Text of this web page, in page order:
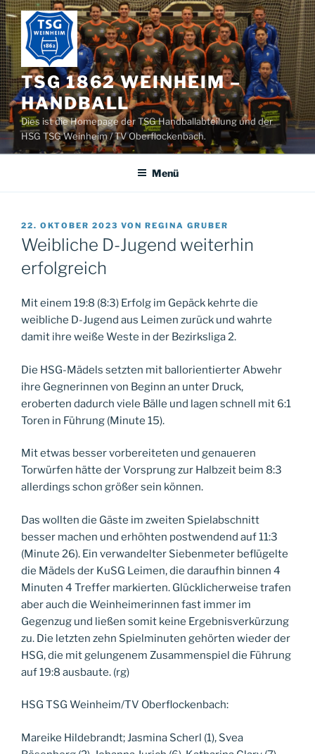
Zum
Inhalt
springen
TSG 1862 WEINHEIM –
HANDBALL
Dies ist die Homepage der TSG Handballabteilung und der
HSG TSG Weinheim / TV Oberflockenbach.
Menü
VERÖFFENTLICHT
AM
22. OKTOBER 2023 VON REGINA GRUBER
Weibliche D-Jugend weiterhin
erfolgreich
Mit einem 19:8 (8:3) Erfolg im Gepäck kehrte die
weibliche D-Jugend aus Leimen zurück und wahrte
damit ihre weiße Weste in der Bezirksliga 2.
Die HSG-Mädels setzten mit ballorientierter Abwehr
ihre Gegnerinnen von Beginn an unter Druck,
eroberten dadurch viele Bälle und lagen schnell mit 6:1
Toren in Führung (Minute 15).
Mit etwas besser vorbereiteten und genaueren
Torwürfen hätte der Vorsprung zur Halbzeit beim 8:3
allerdings schon größer sein können.
Das wollten die Gäste im zweiten Spielabschnitt
besser machen und erhöhten postwendend auf 11:3
(Minute 26). Ein verwandelter Siebenmeter beflügelte
die Mädels der KuSG Leimen, die daraufhin binnen 4
Minuten 4 Treffer markierten. Glücklicherweise trafen
aber auch die Weinheimerinnen fast immer im
Gegenzug und ließen somit keine Ergebnisverkürzung
zu. Die letzten zehn Spielminuten gehörten wieder der
HSG, die mit gelungenem Zusammenspiel die Führung
auf 19:8 ausbaute. (rg)
HSG TSG Weinheim/TV Oberflockenbach:
Mareike Hildebrandt; Jasmina Scherl (1), Svea